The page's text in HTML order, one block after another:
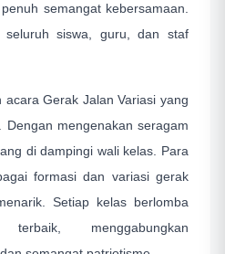
semangat kebersamaan.
siswa, guru, dan staf
Gerak Jalan Variasi yang
Dengan mengenakan seragam
di dampingi wali kelas. Para
formasi dan variasi gerak
Setiap kelas berlomba
menggabungkan